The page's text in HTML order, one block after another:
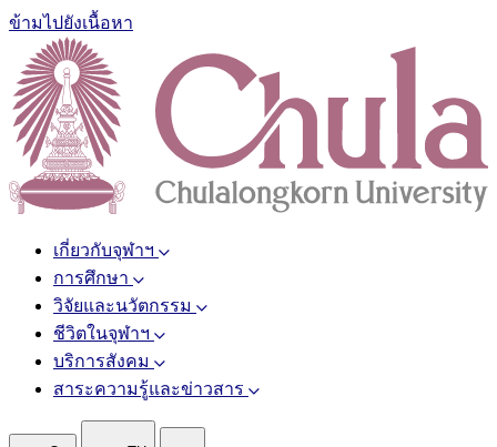
ข้ามไปยังเนื้อหา
เกี่ยวกับจุฬาฯ
การศึกษา
วิจัยและนวัตกรรม
ชีวิตในจุฬาฯ
บริการสังคม
สาระความรู้และข่าวสาร